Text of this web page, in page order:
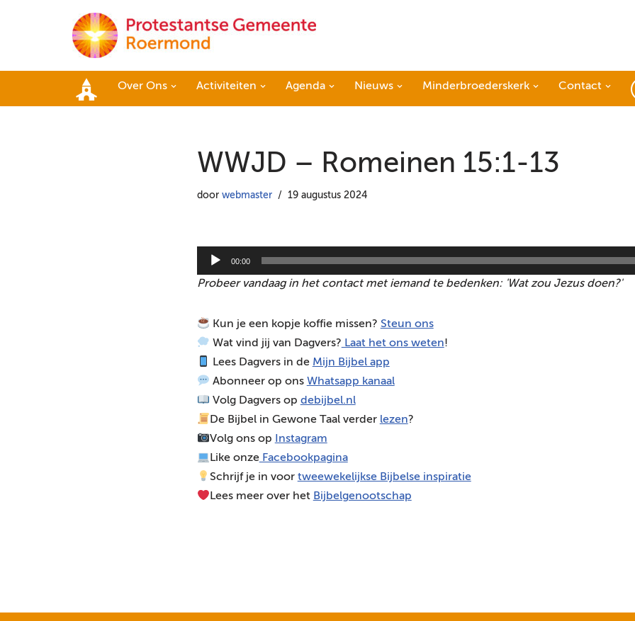
Home
Over Ons Activiteiten Agenda Nieuws Minderbroederskerk
Contact
WWJD – Romeinen 15:1-13
door webmaster 19 augustus 2024
u
o
s
p
e
e
r
00:00
Probeer vandaag in het contact met iemand te bedenken: 'Wat zou Jezus doen?'
Kun je een kopje koffie missen? Steun ons
Wat vind jij van Dagvers? Laat het ons weten!
Lees Dagvers in de Mijn Bijbel app
Abonneer op ons Whatsapp kanaal
Volg Dagvers op debijbel.nl
De Bijbel in Gewone Taal verder lezen?
Volg ons op
Instagram
Like onzeFacebookpagina
Schrijf je in voor tweewekelijkse Bijbelse inspiratie
Lees meer over het Bijbelgenootschap